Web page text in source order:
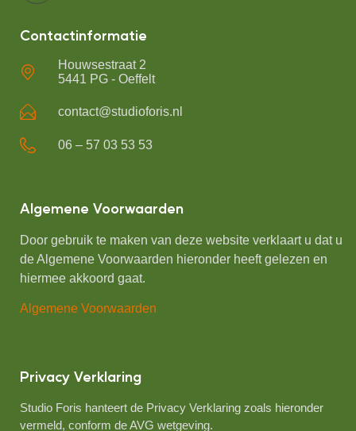
Contactinformatie
Houwsestraat 2
5441 PG - Oeffelt
contact@studioforis.nl
06 – 57 03 53 53
Algemene Voorwaarden
Door gebruik te maken van deze website verklaart u dat u
de Algemene Voorwaarden hieronder heeft gelezen en
hiermee akkoord gaat.
Algemene Voorwaarden
Privacy Verklaring
Studio Foris hanteert de Privacy Verklaring zoals hieronder
vermeld, conform de AVG wetgeving.